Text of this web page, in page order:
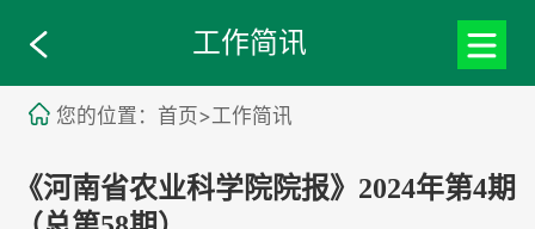
工作简讯
您的位置：首页>工作简讯
《河南省农业科学院院报》2024年第4期